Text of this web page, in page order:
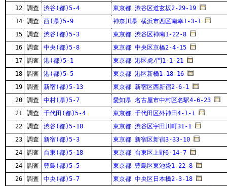
12
調査 渋谷(都)5-4
東京都 渋谷区道玄坂2-29-19
14
調査 西(県)5-9
神奈川県 横浜市西区南幸1-3-1
15
調査 渋谷(都)5-3
東京都 渋谷区神南1-22-8
16
調査 中央(都)5-8
東京都 中央区京橋2-4-15
17
調査 港(都)5-1
東京都 港区虎ﾉ門1-1-21
18
調査 港(都)5-5
東京都 港区新橋1-18-16
19
調査 新宿(都)5-13
東京都 新宿区西新宿2-6-1
20
調査 中村(県)5-7
愛知県 名古屋市中村区名駅4-6-23
21
調査 千代田(都)5-4
東京都 千代田区外神田4-1-1
22
調査 渋谷(都)5-18
東京都 渋谷区宇田川町31-1
23
調査 新宿(都)5-3
東京都 新宿区新宿3-33-10
24
調査 台東(都)5-18
東京都 台東区上野6-14-7
24
調査 豊島(都)5-5
東京都 豊島区東池袋1-22-8
26
調査 中央(都)5-7
東京都 中央区日本橋2-3-18